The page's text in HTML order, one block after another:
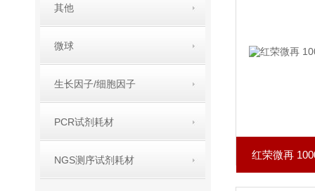
其他
微球
生长因子/细胞因子
PCR试剂耗材
NGS测序试剂耗材 红荣微再